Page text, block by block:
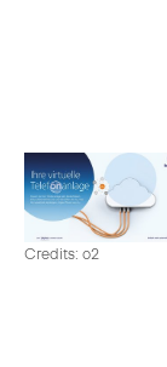
Credits: o2